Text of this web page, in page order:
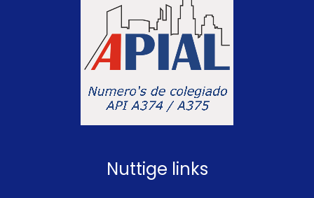
Nuttige links